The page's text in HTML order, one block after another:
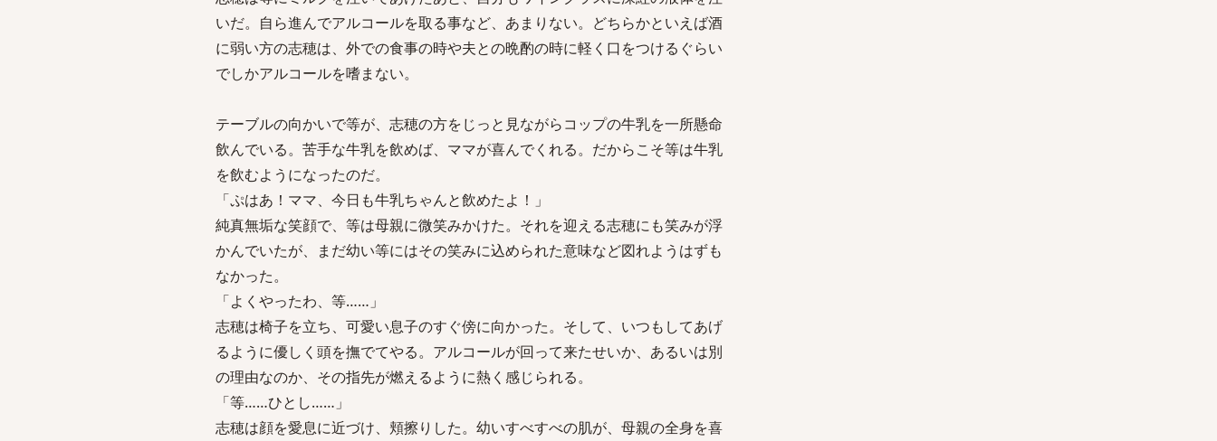
いだ。自ら進んでアルコールを取る事など、あまりない。どちらかといえば酒
に弱い方の志穂は、外での食事の時や夫との晩酌の時に軽く口をつけるぐらい
でしかアルコールを嗜まない。
テーブルの向かいで等が、志穂の方をじっと見ながらコップの牛乳を一所懸命
飲んでいる。苦手な牛乳を飲めば、ママが喜んでくれる。だからこそ等は牛乳
を飲むようになったのだ。
「ぷはあ！ママ、今日も牛乳ちゃんと飲めたよ！」
純真無垢な笑顔で、等は母親に微笑みかけた。それを迎える志穂にも笑みが浮
かんでいたが、まだ幼い等にはその笑みに込められた意味など図れようはずも
なかった。
「よくやったわ、等……」
志穂は椅子を立ち、可愛い息子のすぐ傍に向かった。そして、いつもしてあげ
るように優しく頭を撫でてやる。アルコールが回って来たせいか、あるいは別
の理由なのか、その指先が燃えるように熱く感じられる。
「等……ひとし……」
志穂は顔を愛息に近づけ、頬擦りした。幼いすべすべの肌が、母親の全身を喜